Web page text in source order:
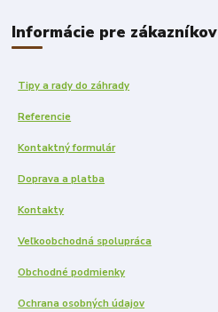
Informácie pre zákazníkov
Tipy a rady do záhrady
Referencie
Kontaktný formulár
Doprava a platba
Kontakty
Veľkoobchodná spolupráca
Obchodné podmienky
Ochrana osobných údajov